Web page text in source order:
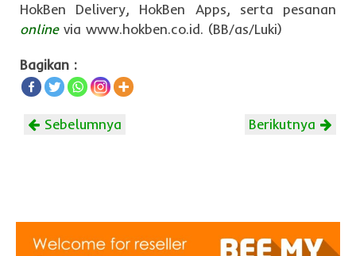
HokBen Delivery, HokBen Apps, serta pesanan
onlinevia www.hokben.co.id. (BB/as/Luki)
Bagikan :
Berikutnya
Sebelumnya